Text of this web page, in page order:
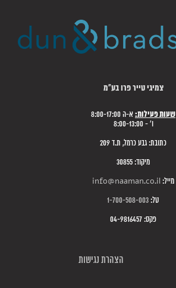
צמיגי טייר פרו בע"מ
שעות פעילות: א-ה 8:00-17:00
ו' - 8:00-13:00
כתובת: גבע כרמל, ת.ד 209
מיקוד: 30855
מייל: info@naaman.co.il
טל: 1-700-508-003
פקס: 04-9816457
הצהרת נגישות